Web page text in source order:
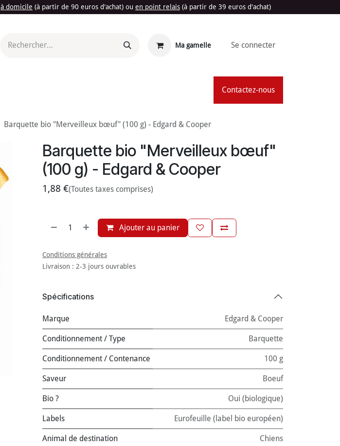
à domicile (à partir de 90 euros d'achat) ou en point relais (à partir de 39 euros d'achat)
Ma gamelle Se connecter
Contactez-nous
Barquette bio "Merveilleux bœuf" (100 g) - Edgard & Cooper
Barquette bio "Merveilleux bœuf"
(100 g) - Edgard & Cooper
1,88 €(Toutes taxes comprises)
Ajouter au panier
Conditions générales
Livraison : 2-3 jours ouvrables
Spécifications
Marque Edgard & Cooper
Conditionnement / Type Barquette
Conditionnement / Contenance 100 g
Saveur Boeuf
Bio ? Oui (biologique)
Labels Eurofeuille (label bio européen)
Animal de destination Chiens